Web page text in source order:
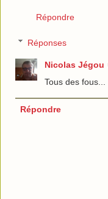
Répondre
Réponses
Nicolas Jégou
Tous des fous...
Répondre